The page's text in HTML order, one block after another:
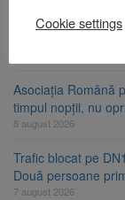
Ungaria renunță
energie. Nivelul
Asociația Română
timpul nopții, nu
8 august 2026
Trafic blocat pe
Două persoane
7 august 2026
Cookie settings